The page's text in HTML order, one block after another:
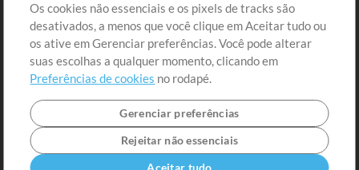
Extras
Sessões
Envie seu conteúdo
Playlist
MT Conference
Os cookies não essenciais e os pixels de tracks são
desativados, a menos que você clique em Aceitar tudo ou
os ative em Gerenciar preferências. Você pode alterar
suas escolhas a qualquer momento, clicando em
Preferências de cookies no rodapé.
Gerenciar preferências
Rejeitar não essenciais
Aceitar tudo